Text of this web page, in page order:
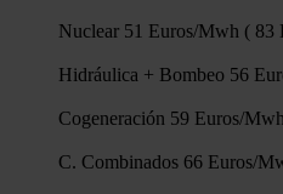
Nuclear 51 Euros/Mwh ( 83
Hidráulica + Bombeo 56
Cogeneración 59 Euros/
C. Combinados 66 Euros/